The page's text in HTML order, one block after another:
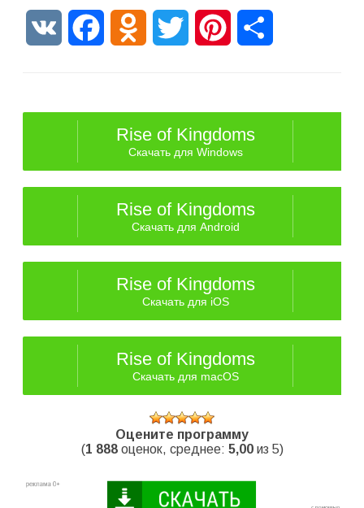
VK FacebookOdnoklassniki
Twitter Pinterest
Rise of Kingdoms
Скачать для Windows
Rise of Kingdoms
Скачать для Android
Rise of Kingdoms
Скачать для iOS
Rise of Kingdoms
Скачать для macOS
Оцените программу
(1 888оценок, среднее: 5,00из 5)